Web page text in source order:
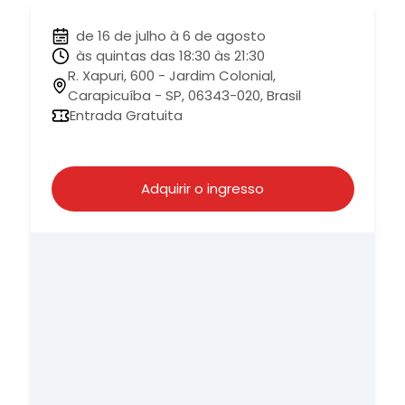
de 16 de julho à 6 de agosto
às quintas das 18:30 às 21:30
R. Xapuri, 600 - Jardim Colonial,
Carapicuíba - SP, 06343-020, Brasil
Entrada Gratuita
Adquirir o ingresso